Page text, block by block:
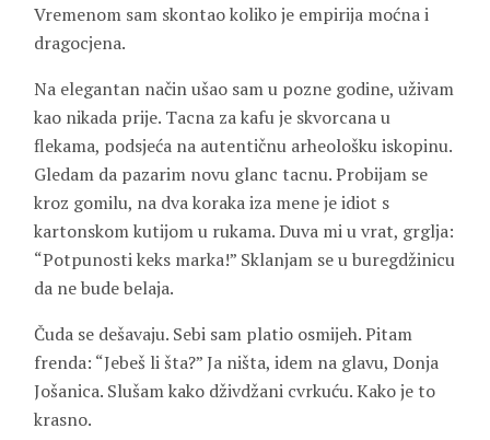
Vremenom sam skontao koliko je empirija moćna i
dragocjena.
Na elegantan način ušao sam u pozne godine, uživam
kao nikada prije. Tacna za kafu je skvorcana u
flekama, podsjeća na autentičnu arheološku iskopinu.
Gledam da pazarim novu glanc tacnu. Probijam se
kroz gomilu, na dva koraka iza mene je idiot s
kartonskom kutijom u rukama. Duva mi u vrat, grglja:
“Potpunosti keks marka!” Sklanjam se u buregdžinicu
da ne bude belaja.
Čuda se dešavaju. Sebi sam platio osmijeh. Pitam
frenda: “Jebeš li šta?” Ja ništa, idem na glavu, Donja
Jošanica. Slušam kako dživdžani cvrkuću. Kako je to
krasno.